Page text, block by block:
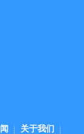
关于我们